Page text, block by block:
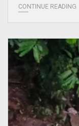
CONTINUE READING